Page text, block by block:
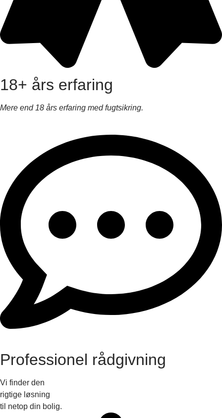
18+ års erfaring
Mere end 18 års erfaring med fugtsikring.
Professionel rådgivning
Vi finder den
rigtige løsning
til netop din bolig.